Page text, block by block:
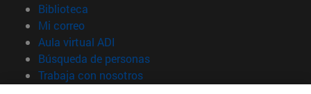
Biblioteca
Mi correo(abre en nueva ventana)
Aula virtual ADI
Búsqueda de personas(abre en nueva ventana)
Trabaja con nosotros(abre en nueva ventana)